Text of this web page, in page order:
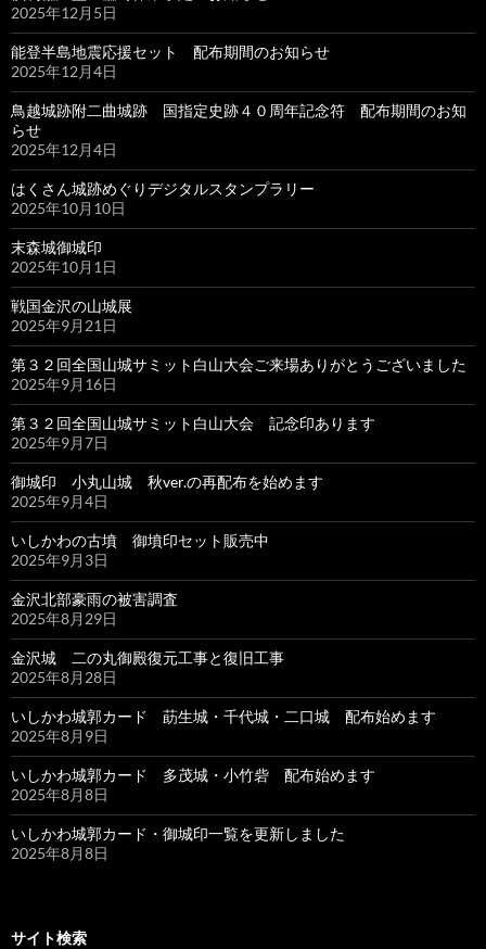
2025年12月5日
能登半島地震応援セット 配布期間のお知らせ
2025年12月4日
鳥越城跡附二曲城跡 国指定史跡４０周年記念符 配布期間のお知
らせ
2025年12月4日
はくさん城跡めぐりデジタルスタンプラリー
2025年10月10日
末森城御城印
2025年10月1日
戦国金沢の山城展
2025年9月21日
第３２回全国山城サミット白山大会ご来場ありがとうございました
2025年9月16日
第３２回全国山城サミット白山大会 記念印あります
2025年9月7日
御城印 小丸山城 秋ver.の再配布を始めます
2025年9月4日
いしかわの古墳 御墳印セット販売中
2025年9月3日
金沢北部豪雨の被害調査
2025年8月29日
金沢城 二の丸御殿復元工事と復旧工事
2025年8月28日
いしかわ城郭カード 莇生城・千代城・二口城 配布始めます
2025年8月9日
いしかわ城郭カード 多茂城・小竹砦 配布始めます
2025年8月8日
いしかわ城郭カード・御城印一覧を更新しました
2025年8月8日
サイト検索